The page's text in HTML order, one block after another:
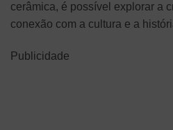
cerâmica, é possível explorar a
conexão com a cultura e a
Publicidade